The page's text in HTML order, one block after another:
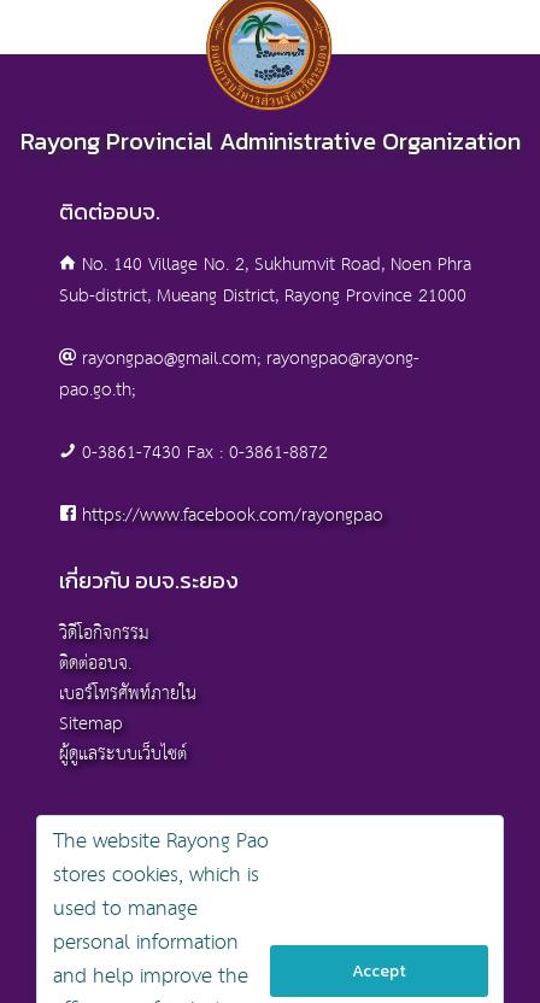
Rayong Provincial Administrative Organization
ติดต่ออบจ.
No. 140 Village No. 2, Sukhumvit Road, Noen Phra
Sub-district, Mueang District, Rayong Province 21000
rayongpao@gmail.com; rayongpao@rayong-
pao.go.th;
0-3861-7430 Fax : 0-3861-8872
https://www.facebook.com/rayongpao
เกี่ยวกับ อบจ.ระยอง
วิดีโอกิจกรรม
ติดต่ออบจ.
เบอร์โทรศัพท์ภายใน
Sitemap
ผู้ดูแลระบบเว็บไซต์
สงวนลิขสิทธิ์ © 2568 , องค์การบริหารส่วนจังหวัดระยอง
นโยบายการคุ้มครองข้อมูลส่วนบุคคล
นโยบายการรักษาความมั่นคงปลอดภัยเว็บไซต์
นโยบายเว็บไซต์ขององค์การบริหารส่วนจังหวัดระยอง
The website Rayong Pao
stores cookies, which is
used to manage
personal information
and help improve the
Accept